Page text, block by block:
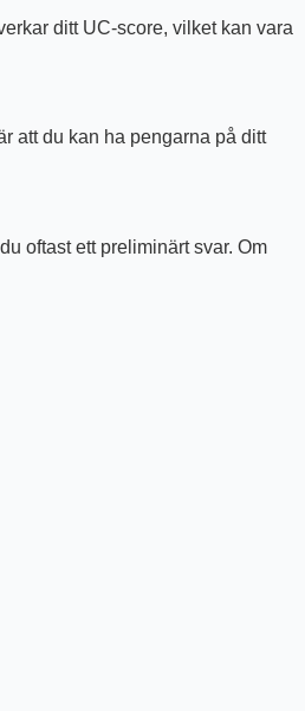
ditt UC-score, vilket kan vara
att du kan ha pengarna på ditt
oftast ett preliminärt svar. Om